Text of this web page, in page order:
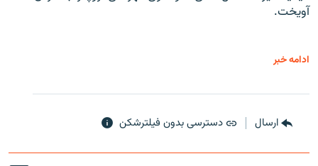
آویخت.
ادامه خبر
ارسال دسترسی بدون فیلترشکن